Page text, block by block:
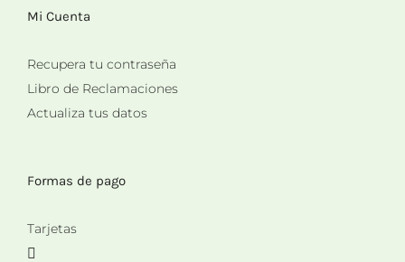
Mi Cuenta
Recupera tu contraseña
Libro de Reclamaciones
Actualiza tus datos
Formas de pago
Tarjetas